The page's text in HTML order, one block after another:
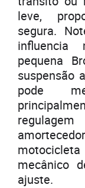
leve,
segura.
pequena
suspensão
pode
mecânico
ajuste.